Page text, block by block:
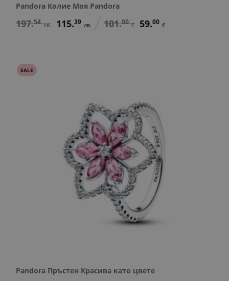
Pandora Колие Моя Pandora
197.54 лв. 115.39 лв. 101.00 € 59.00 €
SALE
Pandora Пръстен Красива като цвете